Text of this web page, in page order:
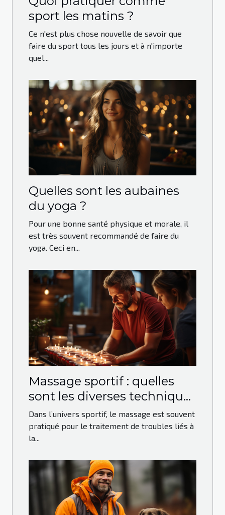
sport les matins ?
Ce n'est plus chose nouvelle de savoir que
faire du sport tous les jours et à n'importe
quel...
Quelles sont les aubaines
du yoga ?
Pour une bonne santé physique et morale, il
est très souvent recommandé de faire du
yoga. Ceci en...
Massage sportif : quelles
sont les diverses techniques
qui peuvent être utilisées ?
Dans l’univers sportif, le massage est souvent
pratiqué pour le traitement de troubles liés à
la...